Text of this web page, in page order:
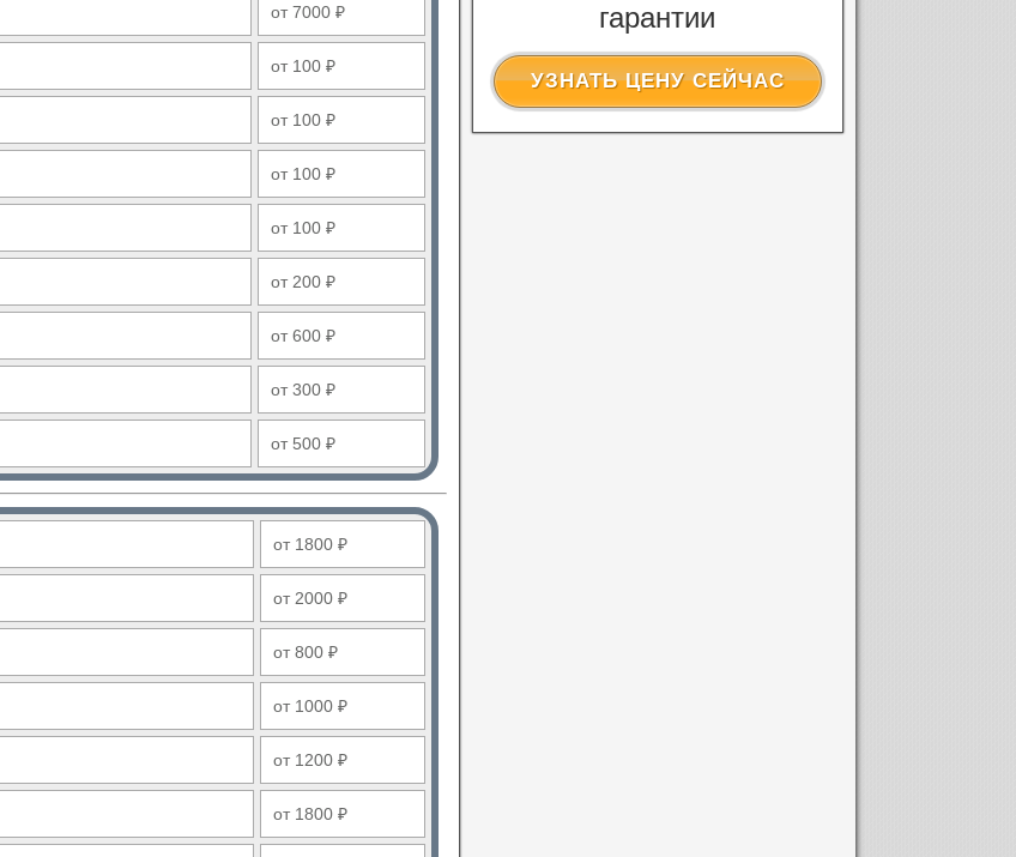
от 7000 ₽
от 100 ₽
от 100 ₽
от 100 ₽
от 100 ₽
от 200 ₽
от 600 ₽
от 300 ₽
от 500 ₽
от 1800 ₽
от 2000 ₽
от 800 ₽
от 1000 ₽
от 1200 ₽
от 1800 ₽
гарантии
УЗНАТЬ ЦЕНУ СЕЙЧАС